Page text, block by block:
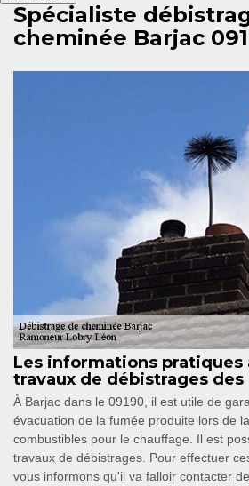
Spécialiste
cheminée Barjac
Les informations pratiques
travaux de débistrages
À Barjac dans le 09190, il est utile de
évacuation de la fumée produite lors de
combustibles pour le chauffage. Il est
travaux de débistrages. Pour effectuer
vous informons qu'il va falloir contacter